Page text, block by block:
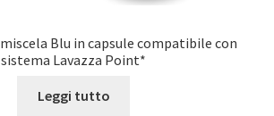
Blu in capsule compatibile con
sistema Lavazza Point*
Leggi tutto